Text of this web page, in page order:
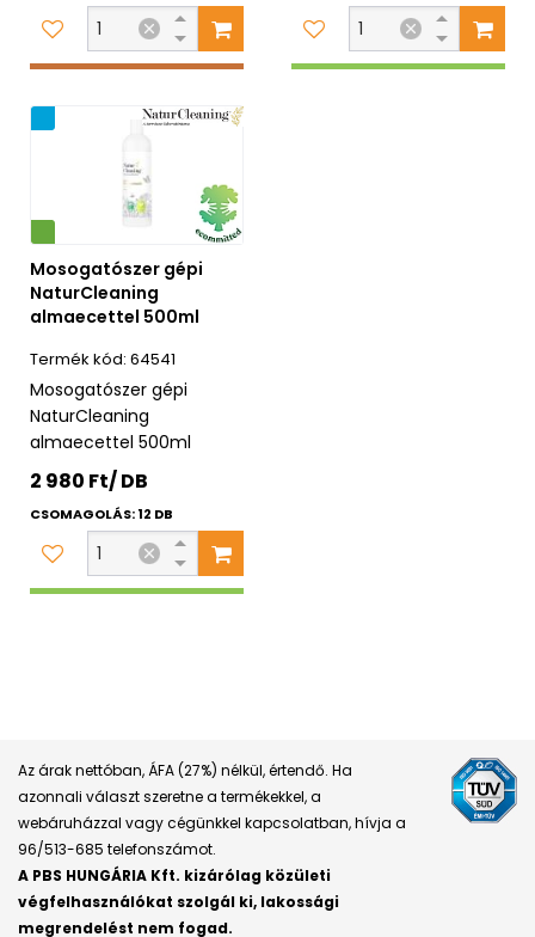
Mosogatószer gépi
NaturCleaning
almaecettel 500ml
64541
Mosogatószer gépi
NaturCleaning
almaecettel 500ml
2 980 Ft/ DB
CSOMAGOLÁS: 12 DB
Az árak nettóban, ÁFA (27%) nélkül, értendő. Ha
azonnali választ szeretne a termékekkel, a
webáruházzal vagy cégünkkel kapcsolatban, hívja a
96/513-685 telefonszámot.
A PBS HUNGÁRIA Kft. kizárólag közületi
végfelhasználókat szolgál ki, lakossági
megrendelést nem fogad.